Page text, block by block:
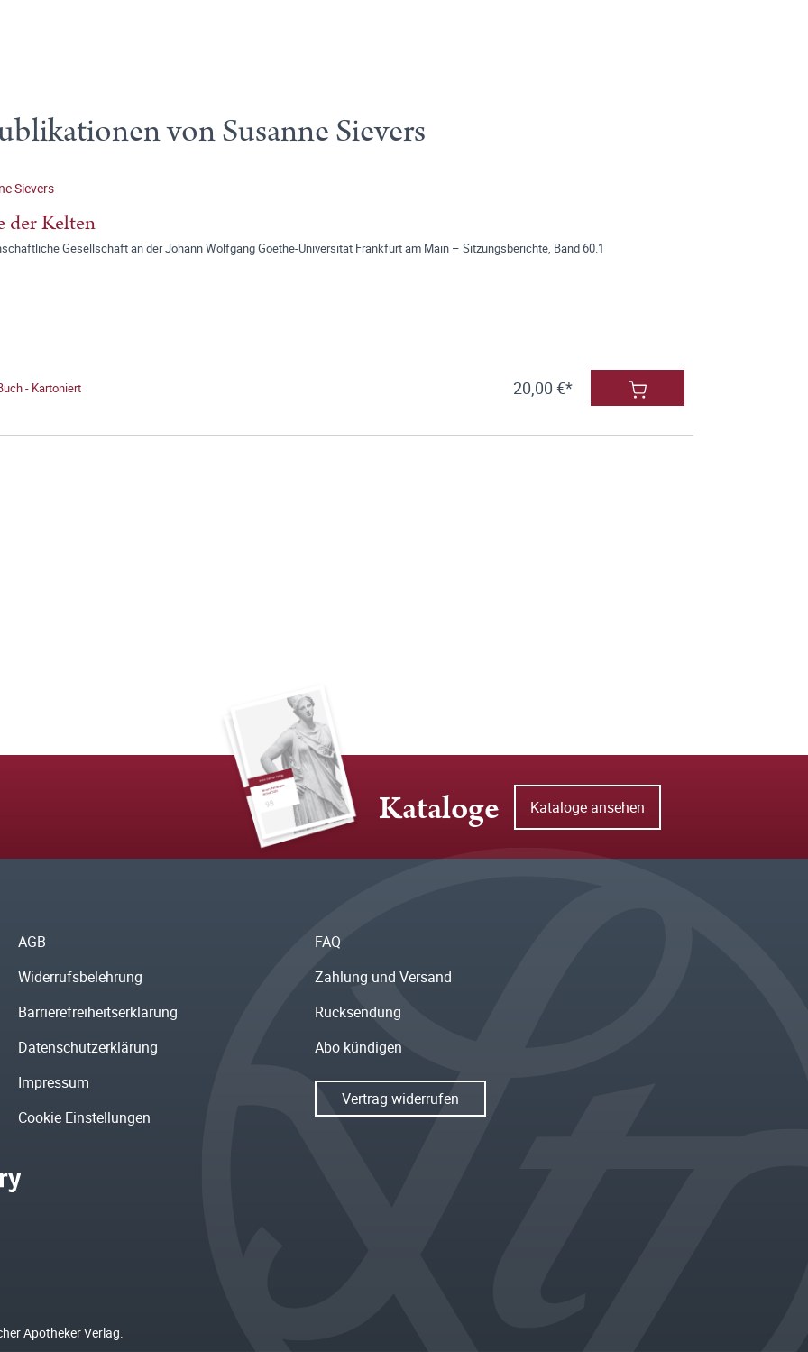
von Susanne Sievers
Sievers
der Kelten
Gesellschaft an der Johann Wolfgang Goethe-Universität Frankfurt am Main – Sitzungsberichte, Band 60.1
- Kartoniert 20,00 €*
Kataloge Kataloge ansehen
AGB
Widerrufsbelehrung
Barrierefreiheitserklärung
Datenschutzerklärung
Impressum
Cookie Einstellungen
FAQ
Zahlung und Versand
Rücksendung
Abo kündigen
Vertrag widerrufen
Apotheker Verlag.